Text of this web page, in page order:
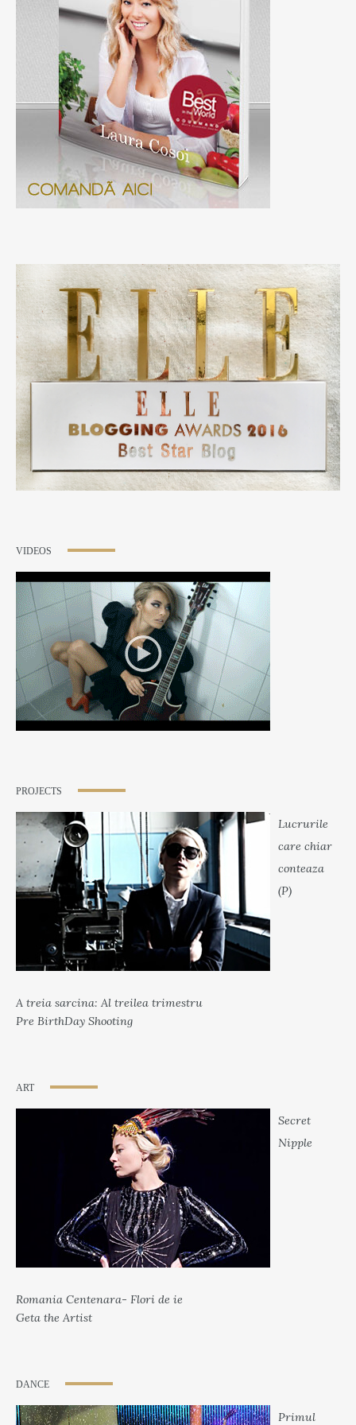
VIDEOS
PROJECTS
Lucrurile
care chiar
conteaza
(P)
A treia sarcina: Al treilea trimestru
Pre BirthDay Shooting
ART
Secret
Nipple
Romania Centenara- Flori de ie
Geta the Artist
DANCE
Primul